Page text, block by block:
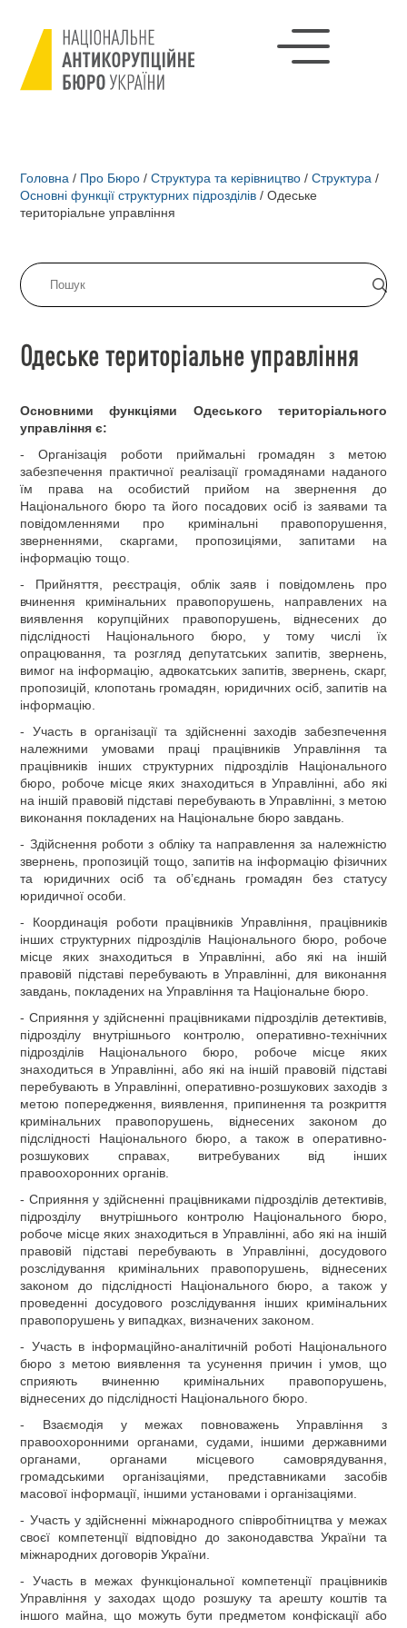
Головна / Про Бюро / Структура та керівництво / Структура /
Основні функції структурних підрозділів / Одеське
територіальне управління
Одеське територіальне управління
Основними функціями Одеського територіального
управління є:
- Організація роботи приймальні громадян з метою
забезпечення практичної реалізації громадянами наданого
їм права на особистий прийом на звернення до
Національного бюро та його посадових осіб із заявами та
повідомленнями про кримінальні правопорушення,
зверненнями, скаргами, пропозиціями, запитами на
інформацію тощо.
- Прийняття, реєстрація, облік заяв і повідомлень про
вчинення кримінальних правопорушень, направлених на
виявлення корупційних правопорушень, віднесених до
підслідності Національного бюро, у тому числі їх
опрацювання, та розгляд депутатських запитів, звернень,
вимог на інформацію, адвокатських запитів, звернень, скарг,
пропозицій, клопотань громадян, юридичних осіб, запитів на
інформацію.
- Участь в організації та здійсненні заходів забезпечення
належними умовами праці працівників Управління та
працівників інших структурних підрозділів Національного
бюро, робоче місце яких знаходиться в Управлінні, або які
на іншій правовій підставі перебувають в Управлінні, з метою
виконання покладених на Національне бюро завдань.
- Здійснення роботи з обліку та направлення за належністю
звернень, пропозицій тощо, запитів на інформацію фізичних
та юридичних осіб та об’єднань громадян без статусу
юридичної особи.
- Координація роботи працівників Управління, працівників
інших структурних підрозділів Національного бюро, робоче
місце яких знаходиться в Управлінні, або які на іншій
правовій підставі перебувають в Управлінні, для виконання
завдань, покладених на Управління та Національне бюро.
- Сприяння у здійсненні працівниками підрозділів детективів,
підрозділу внутрішнього контролю, оперативно-технічних
підрозділів Національного бюро, робоче місце яких
знаходиться в Управлінні, або які на іншій правовій підставі
перебувають в Управлінні, оперативно-розшукових заходів з
метою попередження, виявлення, припинення та розкриття
кримінальних правопорушень, віднесених законом до
підслідності Національного бюро, а також в оперативно-
розшукових справах, витребуваних від інших
правоохоронних органів.
- Сприяння у здійсненні працівниками підрозділів детективів,
підрозділу внутрішнього контролю Національного бюро,
робоче місце яких знаходиться в Управлінні, або які на іншій
правовій підставі перебувають в Управлінні, досудового
розслідування кримінальних правопорушень, віднесених
законом до підслідності Національного бюро, а також у
проведенні досудового розслідування інших кримінальних
правопорушень у випадках, визначених законом.
- Участь в інформаційно-аналітичній роботі Національного
бюро з метою виявлення та усунення причин і умов, що
сприяють вчиненню кримінальних правопорушень,
віднесених до підслідності Національного бюро.
- Взаємодія у межах повноважень Управління з
правоохоронними органами, судами, іншими державними
органами, органами місцевого самоврядування,
громадськими організаціями, представниками засобів
масової інформації, іншими установами і організаціями.
- Участь у здійсненні міжнародного співробітництва у межах
своєї компетенції відповідно до законодавства України та
міжнародних договорів України.
- Участь в межах функціональної компетенції працівників
Управління у заходах щодо розшуку та арешту коштів та
іншого майна, що можуть бути предметом конфіскації або